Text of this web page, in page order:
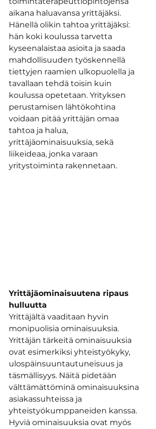
aikana haluavansa yrittäjäksi.
Hänellä olikin tahtoa yrittäjäksi:
hän koki koulussa tarvetta
kyseenalaistaa asioita ja saada
mahdollisuuden työskennellä
tiettyjen raamien ulkopuolella ja
tavallaan tehdä toisin kuin
koulussa opetetaan. Yrityksen
perustamisen lähtökohtina
voidaan pitää yrittäjän omaa
tahtoa ja halua,
yrittäjäominaisuuksia, sekä
liikeideaa, jonka varaan
yritystoiminta rakennetaan.
Yrittäjäominaisuutena ripaus
hulluutta
Yrittäjältä vaaditaan hyvin
monipuolisia ominaisuuksia.
Yrittäjän tärkeitä ominaisuuksia
ovat esimerkiksi yhteistyökyky,
ulospäinsuuntautuneisuus ja
täsmällisyys. Näitä pidetään
välttämättöminä ominaisuuksina
asiakassuhteissa ja
yhteistyökumppaneiden kanssa.
Hyviä ominaisuuksia ovat myös